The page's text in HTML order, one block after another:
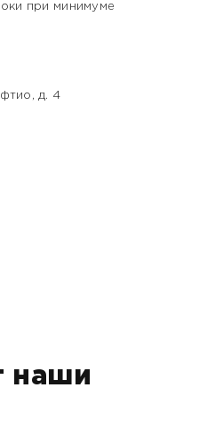
при минимуме
д. 4
наши